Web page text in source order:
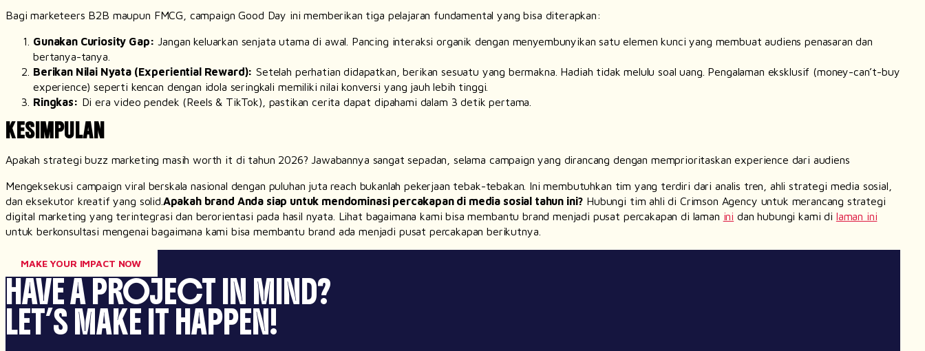
Bagimarketeers B2B maupun FMCG, campaign Good Day ini memberikan tiga pelajaran fundamental yang bisa diterapkan:
Gunakan Curiosity Gap: Jangan keluarkan senjata utama di awal. Pancing interaksi organik dengan menyembunyikan satu elemen kunci yang membuat audiens penasaran dan
bertanya-tanya.
Berikan Nilai Nyata (Experiential Reward): Setelah perhatian didapatkan, berikan sesuatu yang bermakna. Hadiah tidak melulu soal uang. Pengalaman eksklusif (money-can’t-buy
experience) seperti kencan dengan idola seringkali memiliki nilai konversi yang jauh lebih tinggi.
Ringkas: Di era video pendek (Reels & TikTok), pastikan cerita dapat dipahami dalam 3 detik pertama.
KESIMPULAN
Apakah strategibuzz marketing masihworth it di tahun 2026? Jawabannya sangat sepadan, selama campaign yang dirancang dengan memprioritaskanexperience dari audiens
Mengeksekusi campaign viral berskala nasional dengan puluhan jutareach bukanlah pekerjaan tebak-tebakan. Ini membutuhkan tim yang terdiri dari analis tren, ahli strategi media sosial,
dan eksekutor kreatif yang solid. Apakah brand Anda siap untuk mendominasi percakapan di media sosial tahun ini? Hubungi tim ahli di Crimson Agency untuk merancang strategi
digital marketing yang terintegrasi dan berorientasi pada hasil nyata. Lihat bagaimana kami bisa membantubrandmenjadi pusat percakapan di laman ini dan hubungi kami di laman ini
untuk berkonsultasi mengenai bagaimana kami bisa membantu brand ada menjadi pusat percakapan berikutnya.
MAKE YOUR IMPACT NOW
HAVE A PROJECT IN MIND?
LET’S MAKE IT HAPPEN!